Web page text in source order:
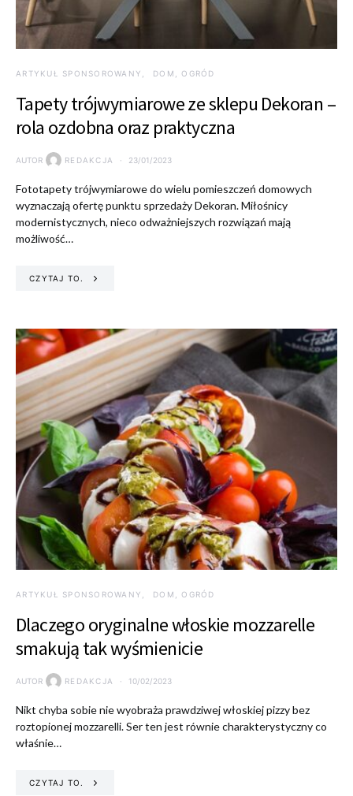
ARTYKUŁ SPONSOROWANY DOM, OGRÓD
Tapety trójwymiarowe ze sklepu Dekoran –
rola ozdobna oraz praktyczna
AUTOR REDAKCJA 23/01/2023
Fototapety trójwymiarowe do wielu pomieszczeń domowych
wyznaczają ofertę punktu sprzedaży Dekoran. Miłośnicy
modernistycznych, nieco odważniejszych rozwiązań mają
możliwość…
CZYTAJ TO.
ARTYKUŁ SPONSOROWANY DOM, OGRÓD
Dlaczego oryginalne włoskie mozzarelle
smakują tak wyśmienicie
AUTOR REDAKCJA 10/02/2023
Nikt chyba sobie nie wyobraża prawdziwej włoskiej pizzy bez
roztopionej mozzarelli. Ser ten jest równie charakterystyczny co
właśnie…
CZYTAJ TO.